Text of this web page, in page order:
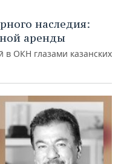
наследия:
аренды
ОКН глазами казанских